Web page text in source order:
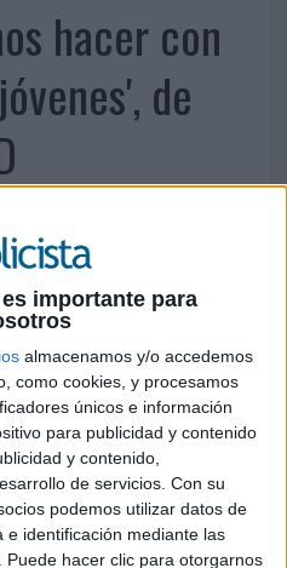
importante para
almacenamos y/o accedemos
como cookies, y procesamos
únicos e información
para publicidad y contenido
y contenido,
de servicios. Con su
podemos utilizar datos de
e identificación mediante las
hacer clic para otorgarnos
hacer con
de